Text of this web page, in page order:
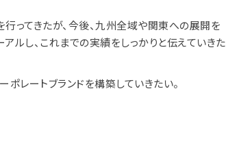
ってきたが、今後、九州全域や関東への展開を
ルし、これまでの実績をしっかりと伝えていきた
レートブランドを構築していきたい。